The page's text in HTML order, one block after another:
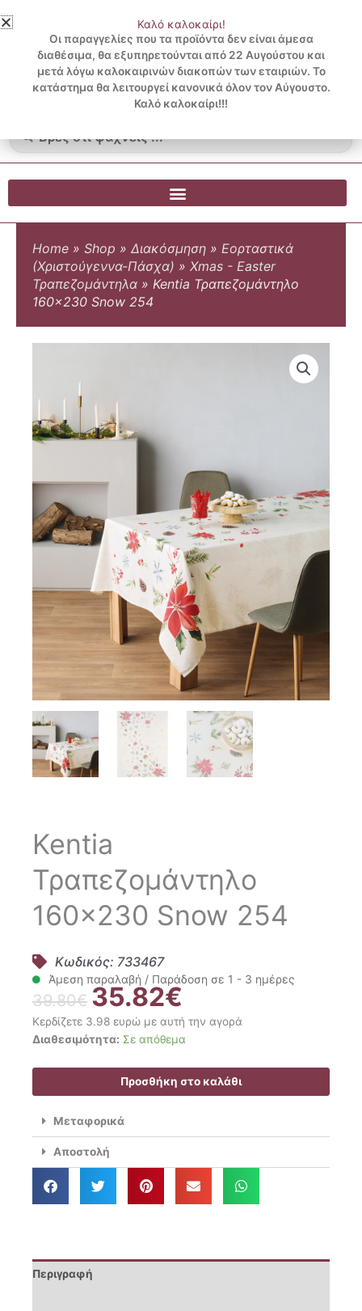
στο
περιεχόμενο
3 ΔΟΣΕΙΣ ΧΩΡΙΣ ΠΙΣΤΩΤΙΚΗ ΜΕ KLARNA
...
Λογαριασμός
Blog
0.00€
0
Cart
Home » Shop » Διακόσμηση » Εορταστικά
(Χριστούγεννα-Πάσχα) » Xmas - Easter
Τραπεζομάντηλα » Kentia Τραπεζομάντηλο
160×230 Snow 254
Kentia
Τραπεζομάντηλο
160×230 Snow 254
Κωδικός: 733467
Άμεση παραλαβή / Παράδοση σε 1 - 3 ημέρες
39.80€ Original
price
was:
39.80€.
35.82€
τρέχουσα
τιμή
είναι:
35.82€.
Κερδίζετε 3.98 ευρώ με αυτή την αγορά
Διαθεσιμότητα: Σε απόθεμα
Kentia
Snow
ποσότητα
Προσθήκη στο καλάθι
Μεταφορικά
Αποστολή
Περιγραφή
Καλό καλοκαίρι!
Οι παραγγελίες που τα προϊόντα δεν είναι άμεσα
διαθέσιμα, θα εξυπηρετούνται από 22 Αυγούστου και
μετά λόγω καλοκαιρινών διακοπών των εταιριών. Το
κατάστημα θα λειτουργεί κανονικά όλον τον Αύγουστο.
Καλό καλοκαίρι!!!